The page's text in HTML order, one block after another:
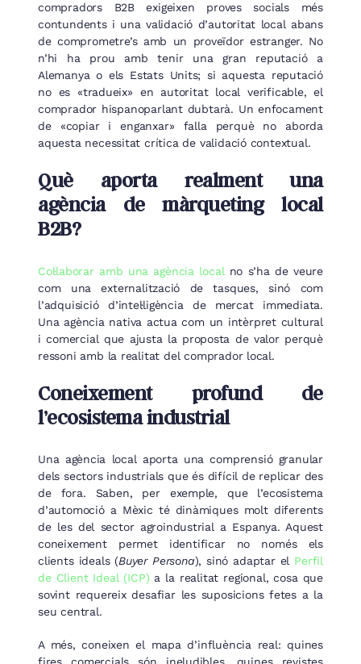
compradors B2B exigeixen proves socials més
contundents i una validació d’autoritat local abans
de comprometre’s amb un proveïdor estranger. No
n’hi ha prou amb tenir una gran reputació a
Alemanya o els Estats Units; si aquesta reputació
no es «tradueix» en autoritat local verificable, el
comprador hispanoparlant dubtarà. Un enfocament
de «copiar i enganxar» falla perquè no aborda
aquesta necessitat crítica de validació contextual.
Què aporta realment una
agència de màrqueting local
B2B?
Col·laborar amb una agència local no s’ha de veure
com una externalització de tasques, sinó com
l’adquisició d’intel·ligència de mercat immediata.
Una agència nativa actua com un intèrpret cultural
i comercial que ajusta la proposta de valor perquè
ressoni amb la realitat del comprador local.
Coneixement profund de
l’ecosistema industrial
Una agència local aporta una comprensió granular
dels sectors industrials que és difícil de replicar des
de fora. Saben, per exemple, que l’ecosistema
d’automoció a Mèxic té dinàmiques molt diferents
de les del sector agroindustrial a Espanya. Aquest
coneixement permet identificar no només els
clients ideals (Buyer Persona), sinó adaptar el Perfil
de Client Ideal (ICP) a la realitat regional, cosa que
sovint requereix desafiar les suposicions fetes a la
seu central.
A més, coneixen el mapa d’influència real: quines